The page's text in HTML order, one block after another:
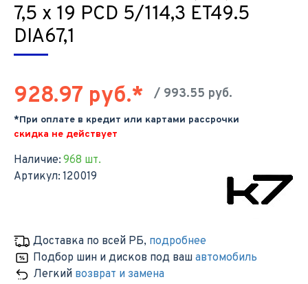
7,5 х 19 PCD 5/114,3 ET49.5
DIA67,1
Наличие: 968 шт.
Артикул: 120019
928.97 руб.* / 993.55 руб.
*При оплате в кредит или картами рассрочки
скидка не действует
Доставка по всей РБ, подробнее
Подбор шин и дисков под ваш автомобиль
Легкий возврат и замена